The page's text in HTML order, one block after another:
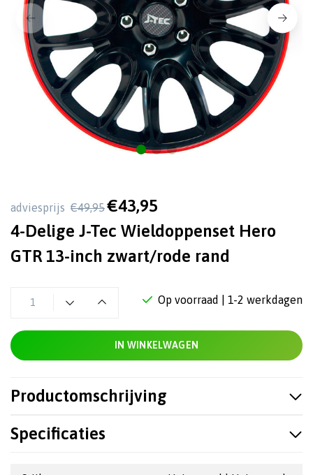
adviesprijs €49,95 €43,95
4-Delige J-Tec Wieldoppenset Hero
GTR 13-inch zwart/rode rand
Op voorraad | 1-2 werkdagen
IN WINKELWAGEN
Productomschrijving
Specificaties